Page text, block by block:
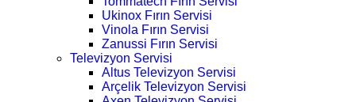
Ukinox Fırın Servisi
Vinola Fırın Servisi
Zanussi Fırın Servisi
Televizyon Servisi
Altus Televizyon Servisi
Arçelik Televizyon Servisi